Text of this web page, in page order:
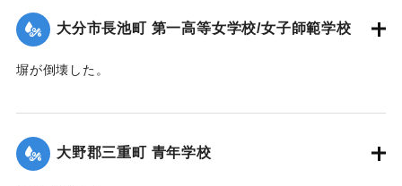
｜固有コード: 00474064
大分市長池町 第一高等女学校/女子師範学校
塀が倒壊した。
｜固有コード:00474065
大野郡三重町 青年学校